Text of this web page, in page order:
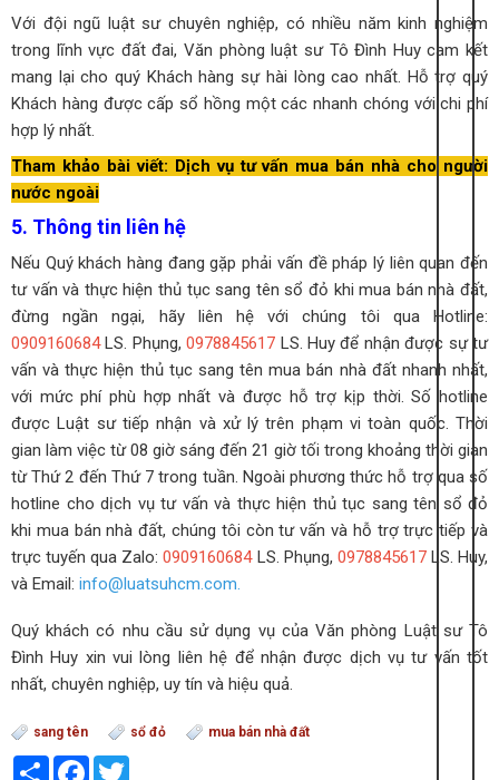
Với đội ngũ luật sư chuyên nghiệp, có nhiều năm kinh nghiệm
trong lĩnh vực đất đai, Văn phòng luật sư Tô Đình Huy cam kết
mang lại cho quý Khách hàng sự hài lòng cao nhất. Hỗ trợ quý
Khách hàng được cấp sổ hồng một các nhanh chóng với chi phí
hợp lý nhất.
Tham khảo bài viết: Dịch vụ tư vấn mua bán nhà cho người
nước ngoài
5. Thông tin liên hệ
Nếu Quý khách hàng đang gặp phải vấn đề pháp lý liên quan đến
tư vấn và thực hiện thủ tục sang tên sổ đỏ khi mua bán nhà đất,
đừng ngần ngại, hãy liên hệ với chúng tôi qua Hotline:
0909160684LS. Phụng,0978845617 LS. Huy để nhận được sự tư
vấn và thực hiện thủ tục sang tên mua bán nhà đất nhanh nhất,
với mức phí phù hợp nhất và được hỗ trợ kịp thời. Số hotline
được Luật sư tiếp nhận và xử lý trên phạm vi toàn quốc. Thời
gian làm việc từ 08 giờ sáng đến 21 giờ tối trong khoảng thời gian
từ Thứ 2 đến Thứ 7 trong tuần. Ngoài phương thức hỗ trợ qua số
hotline cho dịch vụ tư vấn và thực hiện thủ tục sang tên sổ đỏ
khi mua bán nhà đất, chúng tôi còn tư vấn và hỗ trợ trực tiếp và
trực tuyến qua Zalo:0909160684 LS. Phụng, 0978845617 LS. Huy,
và Email: info@luatsuhcm.com.
Quý khách có nhu cầu sử dụng vụ của Văn phòng Luật sư Tô
Đình Huy xin vui lòng liên hệ để nhận được dịch vụ tư vấn tốt
nhất, chuyên nghiệp, uy tín và hiệu quả.
sang tên sổ đỏ mua bán nhà đất
Share Facebook